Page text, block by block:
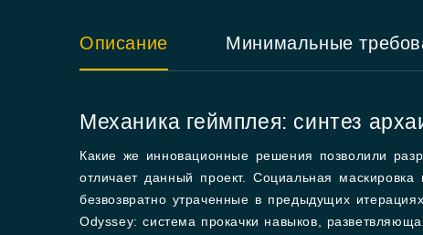
Описание Минимальные
Механика геймплея: синтез
Какие же инновационные решения позволили
отличает данный проект. Социальная
безвозвратно утраченные в предыдущих
Odyssey: система прокачки навыков,